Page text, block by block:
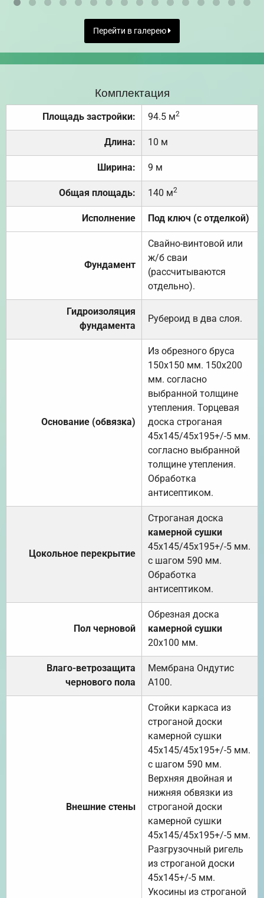
Перейти в галерею
Комплектация
Площадь застройки: 94.5 м2
Длина: 10 м
Ширина: 9 м
Общая площадь: 140 м2
Исполнение Под ключ (с отделкой)
Фундамент
Свайно-винтовой или
ж/б сваи
(рассчитываются
отдельно).
Гидроизоляция
фундамента
Рубероид в два слоя.
Основание (обвязка)
Из обрезного бруса
150х150 мм. 150х200
мм. согласно
выбранной толщине
утепления. Торцевая
доска строганая
45х145/45х195+/-5 мм.
согласно выбранной
толщине утепления.
Обработка
антисептиком.
Цокольное перекрытие
Строганая доска
камерной сушки
45х145/45х195+/-5 мм.
с шагом 590 мм.
Обработка
антисептиком.
Пол черновой
Обрезная доска
камерной сушки
20х100 мм.
Влаго-ветрозащита
чернового пола
Мембрана Ондутис
А100.
Внешние стены
Стойки каркаса из
строганой доски
камерной сушки
45х145/45х195+/-5 мм.
с шагом 590 мм.
Верхняя двойная и
нижняя обвязки из
строганой доски
камерной сушки
45х145/45х195+/-5 мм.
Разгрузочный ригель
из строганой доски
45х145+/-5 мм.
Укосины из строганой